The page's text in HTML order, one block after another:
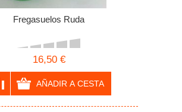
Fregasuelos Ruda
16,50 €